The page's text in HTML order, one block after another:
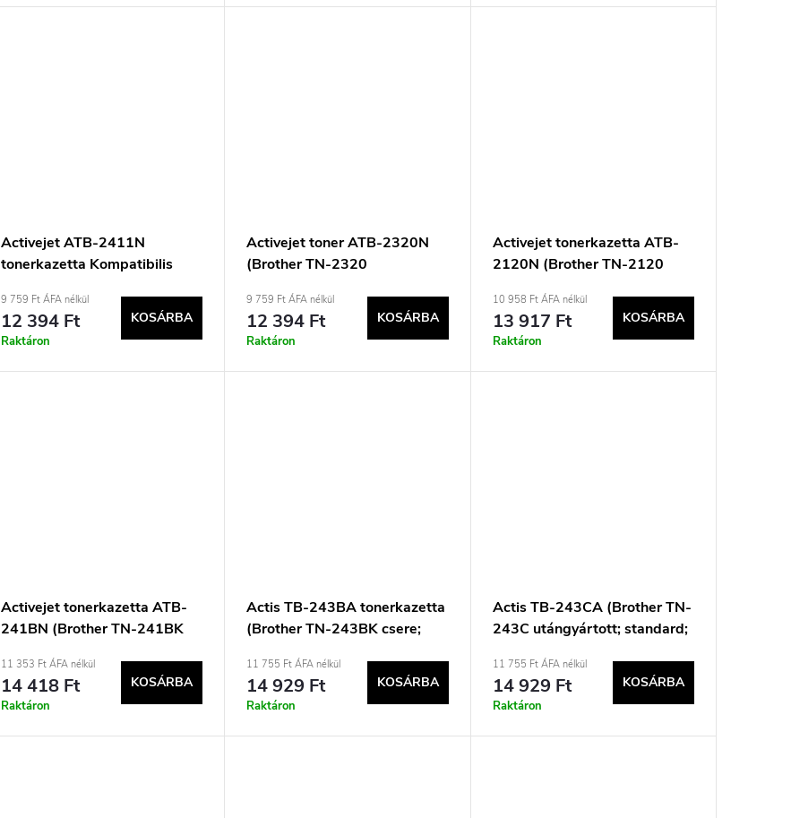
Activejet ATB-2411N
tonerkazetta Kompatibilis
9 759 Ft ÁFA nélkül
12 394 Ft
Raktáron
KOSÁRBA
Activejet toner ATB-2320N
(Brother TN-2320
oldal; fekete)
9 759 Ft ÁFA nélkül
12 394 Ft
Raktáron
KOSÁRBA
Activejet tonerkazetta ATB-
2120N (Brother TN-2120
oldal; fekete)
10 958 Ft ÁFA nélkül
13 917 Ft
Raktáron
KOSÁRBA
Activejet tonerkazetta ATB-
241BN (Brother TN-241BK
fekete)
11 353 Ft ÁFA nélkül
14 418 Ft
Raktáron
KOSÁRBA
Actis TB-243BA tonerkazetta
(Brother TN-243BK csere;
11 755 Ft ÁFA nélkül
14 929 Ft
Raktáron
KOSÁRBA
Actis TB-243CA (Brother TN-
243C utángyártott; standard;
11 755 Ft ÁFA nélkül
14 929 Ft
Raktáron
KOSÁRBA